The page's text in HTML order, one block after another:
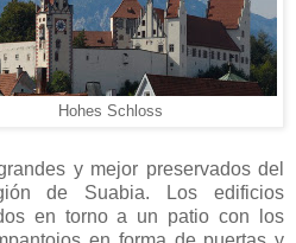
Hohes Schloss
y mejor preservados del
de Suabia. Los edificios
en torno a un patio con los